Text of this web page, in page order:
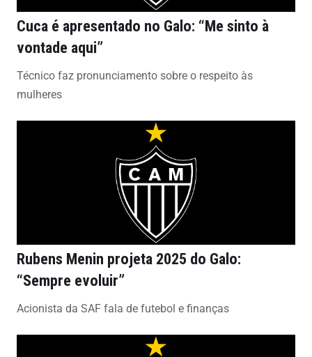
Cuca é apresentado no Galo: “Me sinto à
vontade aqui”
Técnico faz pronunciamento sobre o respeito às
mulheres
Rubens Menin projeta 2025 do Galo:
“Sempre evoluir”
Acionista da SAF fala de futebol e finanças